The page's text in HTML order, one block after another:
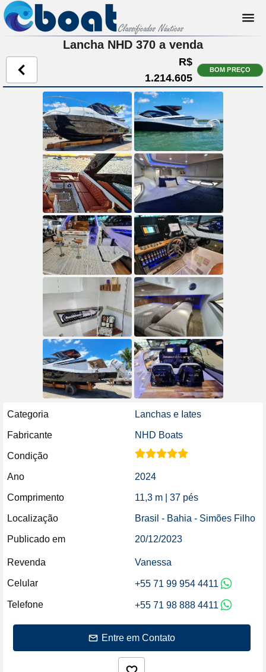
Lancha NHD 370 a venda
R$
1.214.605
BOM PREÇO
Categoria Lanchas e Iates
Fabricante NHD Boats
Condição
Ano 2024
Comprimento 11,3 m | 37 pés
Localização Brasil - Bahia - Simões Filho
Publicado em 20/12/2023
Revenda Vanessa
Celular +55 71 99 954 4411
Telefone +55 71 98 888 4411
Entre em Contato